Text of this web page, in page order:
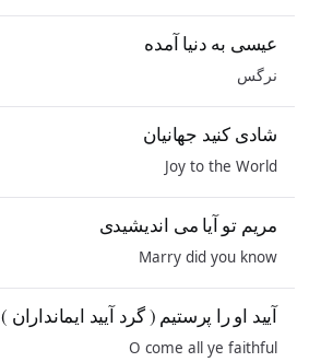
عیسی به دنیا آمده
نرگس
شادی کنید جهانیان
Joy to the World
مریم تو آیا می اندیشیدی
Marry did you know
آیید او را پرستیم ( گرد آیید ایمانداران )
O come all ye faithful